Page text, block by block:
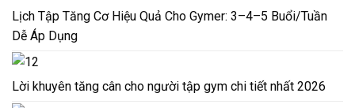
Lịch Tập Tăng Cơ Hiệu Quả Cho Gymer: 3–4–5 Buổi/Tuần
Dễ Áp Dụng
Lời khuyên tăng cân cho người tập gym chi tiết nhất 2026